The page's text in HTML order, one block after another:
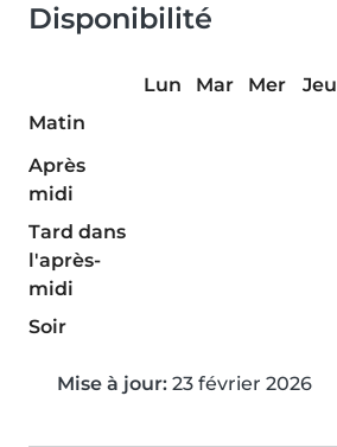
Disponibilité
Lun Mar Mer Jeu
Matin
Après
midi
Tard dans
l'après-
midi
Soir
Mise à jour: 23 février 2026